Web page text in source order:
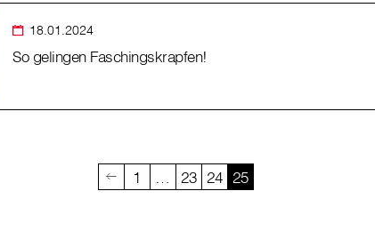
18.01.2024
So gelingen Faschingskrapfen!
1 23 24 25